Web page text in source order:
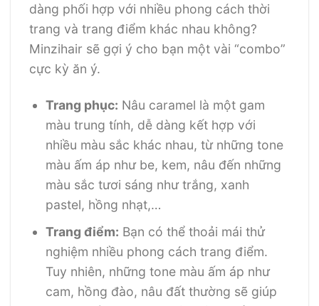
dàng phối hợp với nhiều phong cách thời
trang và trang điểm khác nhau không?
Minzihair sẽ gợi ý cho bạn một vài “combo”
cực kỳ ăn ý.
Trang phục: Nâu caramel là một gam
màu trung tính, dễ dàng kết hợp với
nhiều màu sắc khác nhau, từ những tone
màu ấm áp như be, kem, nâu đến những
màu sắc tươi sáng như trắng, xanh
pastel, hồng nhạt,…
Trang điểm: Bạn có thể thoải mái thử
nghiệm nhiều phong cách trang điểm.
Tuy nhiên, những tone màu ấm áp như
cam, hồng đào, nâu đất thường sẽ giúp